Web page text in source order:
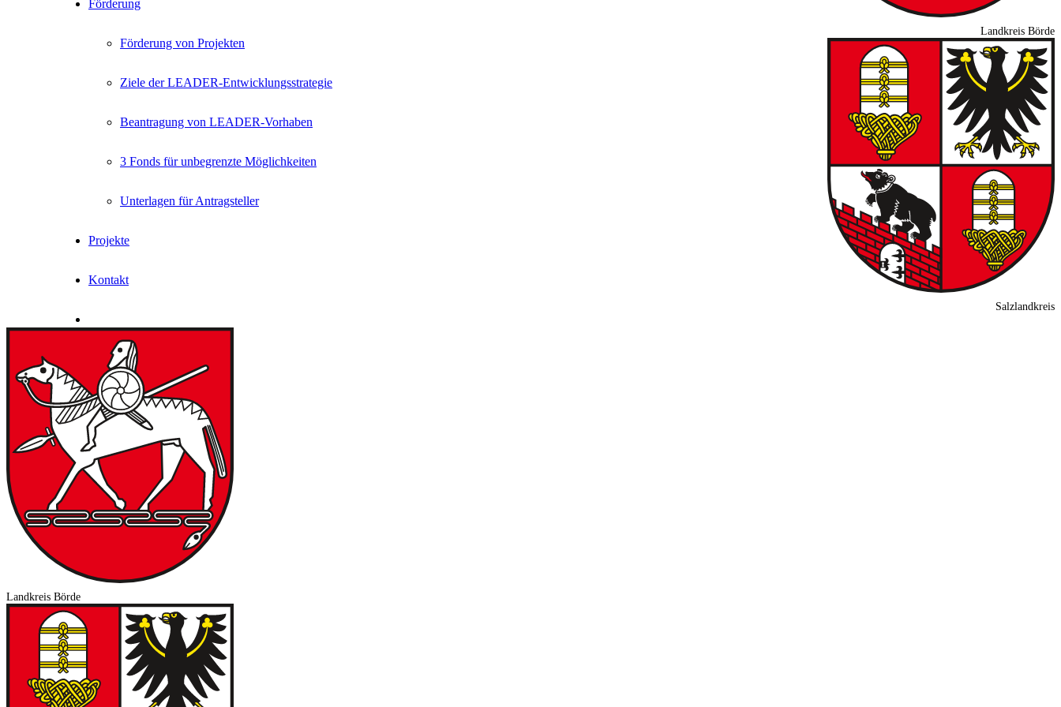
Förderung
Förderung von Projekten
Ziele der LEADER-Entwicklungsstrategie
Beantragung von LEADER-Vorhaben
3 Fonds für unbegrenzte Möglichkeiten
Unterlagen für Antragsteller
Projekte
Kontakt
Landkreis Börde
Salzlandkreis
Landkreis Börde